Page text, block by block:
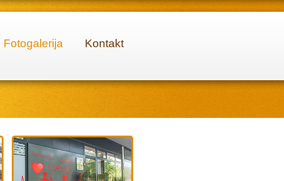
Fotogalerija Kontakt